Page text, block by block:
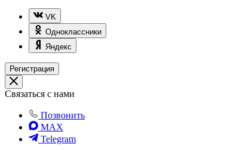
VK
Одноклассники
Яндекс
Регистрация
Связаться с нами
Позвонить
MAX
Telegram